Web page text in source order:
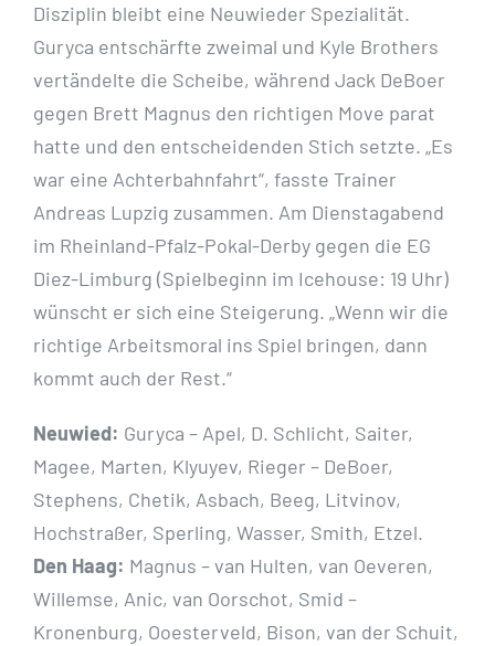
Disziplin bleibt eine Neuwieder Spezialität.
Guryca entschärfte zweimal und Kyle Brothers
vertändelte die Scheibe, während Jack DeBoer
gegen Brett Magnus den richtigen Move parat
hatte und den entscheidenden Stich setzte. „Es
war eine Achterbahnfahrt“, fasste Trainer
Andreas Lupzig zusammen. Am Dienstagabend
im Rheinland-Pfalz-Pokal-Derby gegen die EG
Diez-Limburg (Spielbeginn im Icehouse: 19 Uhr)
wünscht er sich eine Steigerung. „Wenn wir die
richtige Arbeitsmoral ins Spiel bringen, dann
kommt auch der Rest.“
Neuwied: Guryca – Apel, D. Schlicht, Saiter,
Magee, Marten, Klyuyev, Rieger – DeBoer,
Stephens, Chetik, Asbach, Beeg, Litvinov,
Hochstraßer, Sperling, Wasser, Smith, Etzel.
Den Haag: Magnus – van Hulten, van Oeveren,
Willemse, Anic, van Oorschot, Smid –
Kronenburg, Ooesterveld, Bison, van der Schuit,